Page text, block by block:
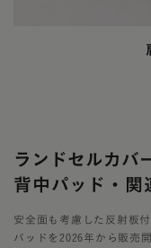
ランドセルカバ
背中パッド・関
安全面も考慮した反射板
パッドを2026年から販売開